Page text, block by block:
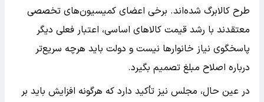
طرح کالابرگ شده‌اند. برخی اعضای کمیسیون‌های تخصصی
معتقدند با رشد قیمت کالاهای اساسی، اعتبار فعلی دیگر
پاسخگوی نیاز خانوارها نیست و دولت باید هرچه سریع‌تر
درباره اصلاح مبلغ تصمیم بگیرد.
در عین حال، مجلس نیز تأکید دارد که هرگونه افزایش باید بر